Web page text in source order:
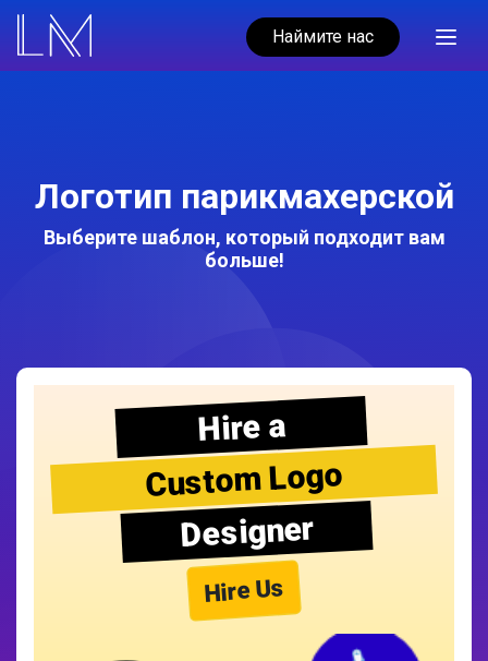
Наймите нас
Логотип парикмахерской
Выберите шаблон, который подходит вам
больше!
Hire a
Custom Logo
Designer
Hire Us